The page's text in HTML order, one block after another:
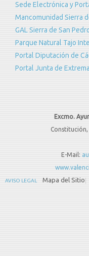
Sede Electrónica y
Mancomunidad Sierra
GAL Sierra de San
Parque Natural Tajo
Portal Diputación de
Portal Junta de
Excmo.
E-Mail:
AVISO LEGAL Mapa del Sitio